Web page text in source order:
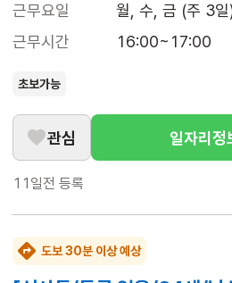
근무요일
월, 수, 금 (주 3일
근무시간
16:00~17:00
초보가능
관심 일자리정
11일전 등록
도보 30분 이상 예상